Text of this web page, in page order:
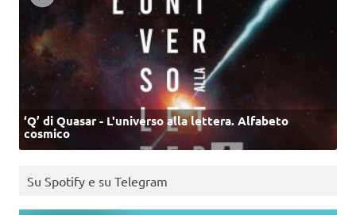
‘Q’ di Quasar - L'universo alla lettera. Alfabeto
cosmico
Su Spotify e su Telegram